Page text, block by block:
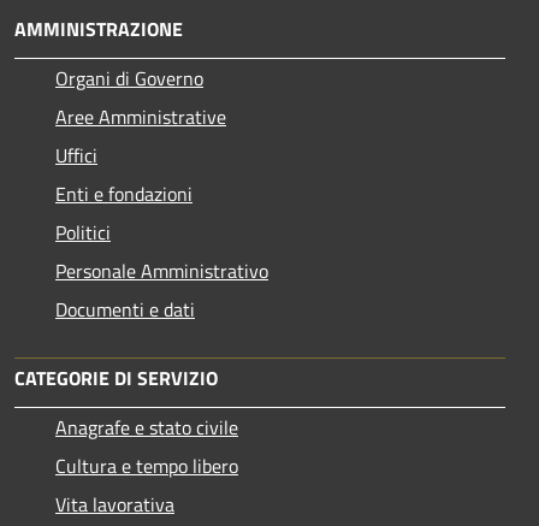
AMMINISTRAZIONE
Organi di Governo
Aree Amministrative
Uffici
Enti e fondazioni
Politici
Personale Amministrativo
Documenti e dati
CATEGORIE DI SERVIZIO
Anagrafe e stato civile
Cultura e tempo libero
Vita lavorativa